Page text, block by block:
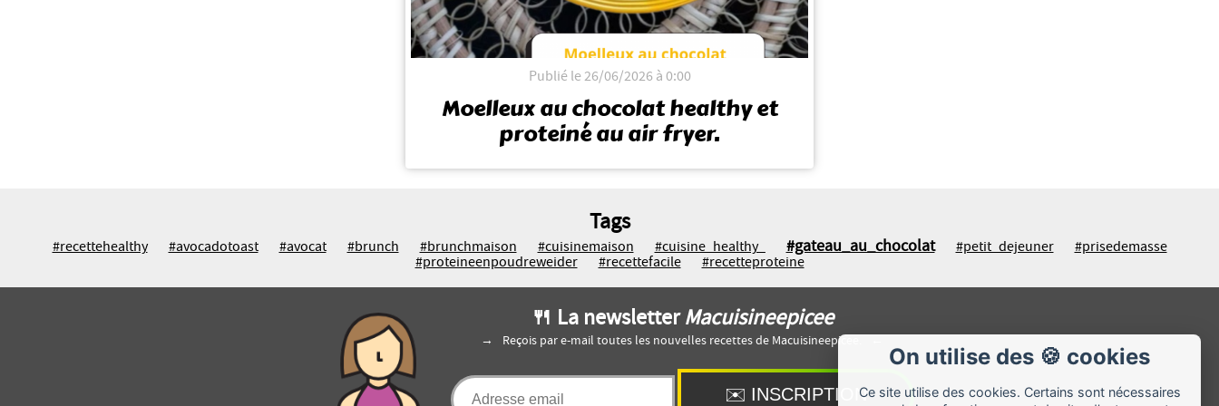
Publié le 26/06/2026 à 0:00
Moelleux au chocolat healthy et
proteiné au air fryer.
Tags
#recettehealthy #avocadotoast #avocat #brunch #brunchmaison #cuisinemaison #cuisine_healthy_ #gateau_au_chocolat #petit_dejeuner
#prisedemasse
#proteineenpoudreweider
#recettefacile #recetteproteine
On utilise des 🍪 cookies
Ce site utilise des cookies. Certains sont nécessaires
🍴 La newsletter Macuisineepicee
Reçois par e-mail toutes les nouvelles recettes de Macuisineepicee.